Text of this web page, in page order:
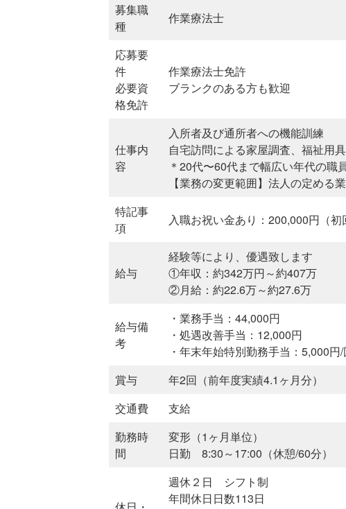
募集職
種
作業療法士
応募要
件
必要資
格免許
作業療法士免許
ブランクのある方も歓迎
仕事内
容
入所者及び通所者への機能訓練
自宅訪問による家屋調査、福祉用
＊20代〜60代まで幅広い年代の職
【業務の変更範囲】法人の定める
特記事
項
入職お祝い金あり：200,000円（初
給与
経験等により、優遇致します
①年収：約342万円～約407万
②月給：約22.6万～約27.6万
給与備
考
・業務手当：44,000円
・処遇改善手当：12,000円
・年末年始特別勤務手当：5,000円/
賞与
年2回（前年度実績4.1ヶ月分）
交通費
支給
勤務時
間
変形（1ヶ月単位）
日勤 8:30～17:00（休憩/60分）
週休２日 シフト制
年間休日日数113日